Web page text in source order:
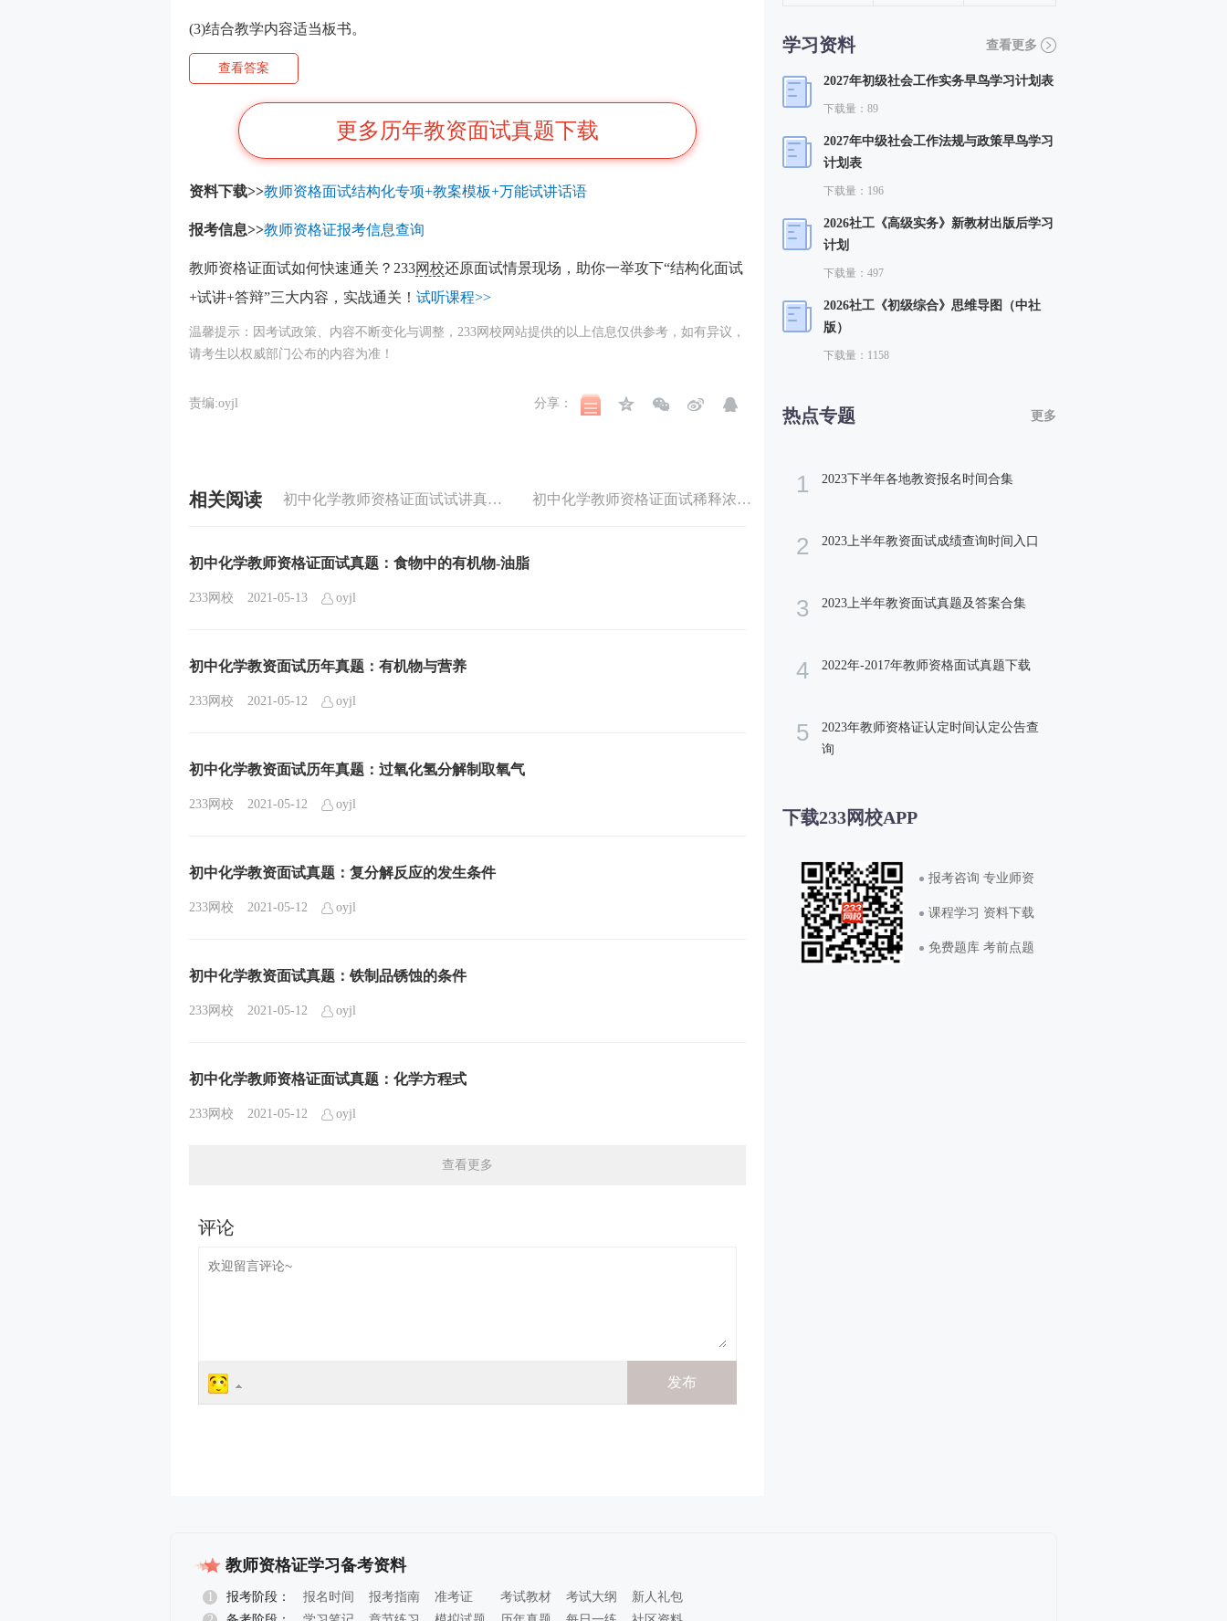
(3)结合教学内容适当板书。
查看答案
更多历年教资面试真题下载
资料下载>>教师资格面试结构化专项+教案模板+万能试讲话语
报考信息>>教师资格证报考信息查询
教师资格证面试如何快速通关？233网校还原面试情景现场，助你一举攻下“结构化面试
+试讲+答辩”三大内容，实战通关！ 试听课程>>
温馨提示：因考试政策、内容不断变化与调整，233网校网站提供的以上信息仅供参考，如有异议，
请考生以权威部门公布的内容为准！
责编:oyjl 分享：
相关阅读 初中化学教师资格证面试试讲真题稀释浓硫酸 初中化学教师资格证面试稀释浓硫酸试讲真题
初中化学教师资格证面试真题：食物中的有机物-油脂
233网校 2021-05-13 oyjl
初中化学教资面试历年真题：有机物与营养
233网校 2021-05-12 oyjl
初中化学教资面试历年真题：过氧化氢分解制取氧气
233网校 2021-05-12 oyjl
初中化学教资面试真题：复分解反应的发生条件
233网校 2021-05-12 oyjl
初中化学教资面试真题：铁制品锈蚀的条件
233网校 2021-05-12 oyjl
初中化学教师资格证面试真题：化学方程式
233网校 2021-05-12 oyjl
查看更多
学习资料 查看更多
2027年初级社会工作实务早鸟学习计划表
下载量：89
2027年中级社会工作法规与政策早鸟学习
计划表
下载量：196
2026社工《高级实务》新教材出版后学习
计划
下载量：497
2026社工《初级综合》思维导图（中社
版）
下载量：1158
热点专题 更多
1 2023下半年各地教资报名时间合集
2 2023上半年教资面试成绩查询时间入口
3 2023上半年教资面试真题及答案合集
4 2022年-2017年教师资格面试真题下载
5
2023年教师资格证认定时间认定公告查
询
下载233网校APP
报考咨询 专业师资
课程学习 资料下载
免费题库 考前点题
教师资格证学习备考资料
1 报考阶段： 报名时间 报考指南 准考证 考试教材 考试大纲
新人礼包